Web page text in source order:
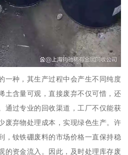
一种，其生产过程中会产生不同纯度
土含量可观，直接废弃不仅可惜，还
通过专业的回收渠道，工厂不仅能获
废弃物处理成本，实现绿色生产。许
，钕铁硼废料的市场价格一直保持稳
的资金流入。因此，及时处理库存废